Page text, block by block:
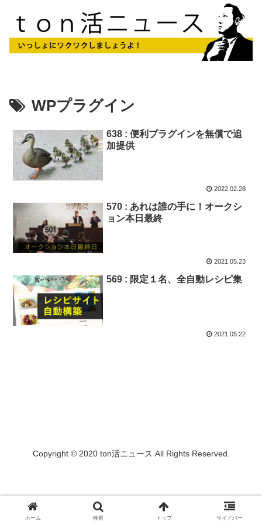
WPプラグイン
638 : 便利プラグインを無償で追
加提供
2022.02.28
570 : あれは誰の手に！オークシ
ョン本日最終
2021.05.23
569 : 限定１名、全自動レシピ集
2021.05.22
Copyright © 2020 ton活ニュース All Rights Reserved.
ホーム 検索 トップ サイドバー